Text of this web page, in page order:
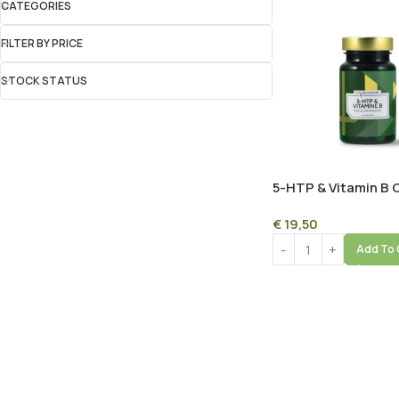
CATEGORIES
FILTER BY PRICE
STOCK STATUS
5-HTP & Vitamin B
for Mood, Sleep &
€19,50
Add To